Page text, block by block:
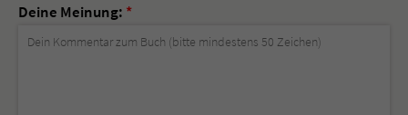
Deine Meinung: *